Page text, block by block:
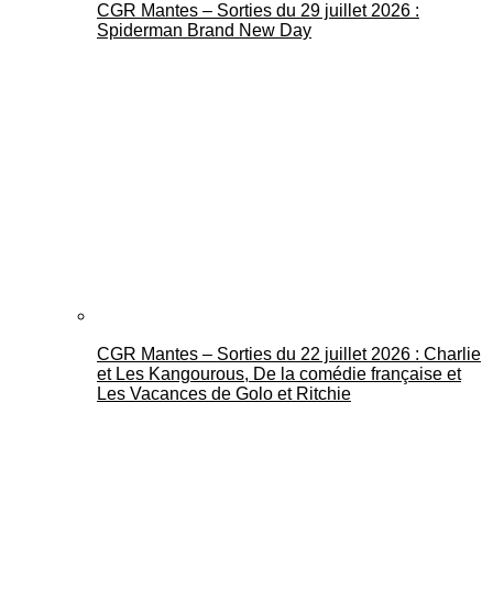
CGR Mantes – Sorties du 29 juillet 2026 :
Spiderman Brand New Day
CGR Mantes – Sorties du 22 juillet 2026 : Charlie
et Les Kangourous, De la comédie française et
Les Vacances de Golo et Ritchie